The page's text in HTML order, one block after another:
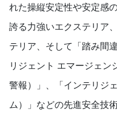
れた操縦安定性や安定感
誇る力強いエクステリア
テリア、そして「踏み間
リジェント エマージェン
警報）」、「インテリジ
ム）」などの先進安全技